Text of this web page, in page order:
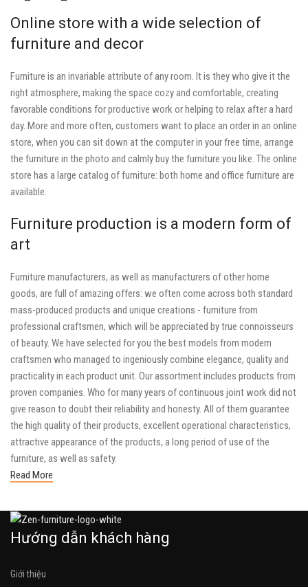
Online store with a wide selection of
furniture and decor
Furniture is an invariable attribute of any room. It is they who give it the
right atmosphere, making the space cozy and comfortable, creating
favorable conditions for productive work or helping to relax after a hard
day. More and more often, customers want to place an order in an online
store, when you can sit down at the computer in your free time, arrange
the furniture in the photo and calmly buy the furniture you like. The online
store has a large catalog of furniture: both home and office furniture are
available.
Furniture production is a modern form of
art
Furniture manufacturers, as well as manufacturers of other home
goods, are full of amazing offers: we often come across both standard
mass-produced products and unique creations - furniture from
professional craftsmen, which will be appreciated by true connoisseurs
of beauty. We have selected for you the best models from modern
craftsmen who managed to ingeniously combine elegance, quality and
practicality in each product unit. Our assortment includes products from
proven companies. Who for many years of continuous joint work did not
give reason to doubt their reliability and honesty. All of them guarantee
the high quality of their products, excellent operational characteristics,
attractive appearance of the products, a long period of use of the
furniture, as well as safety.
Read More
Hướng dẫn khách hàng
Giới thiệu